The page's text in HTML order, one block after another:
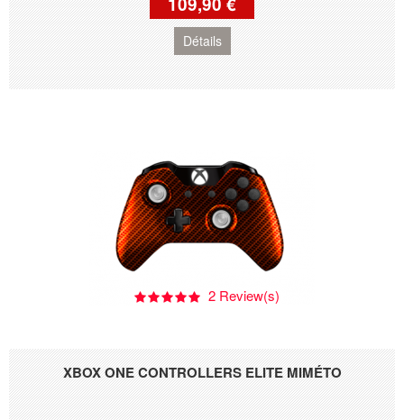
Détails
XBOX ONE CONTROLLERS ELITE MIMÉTO
2 Review(s)